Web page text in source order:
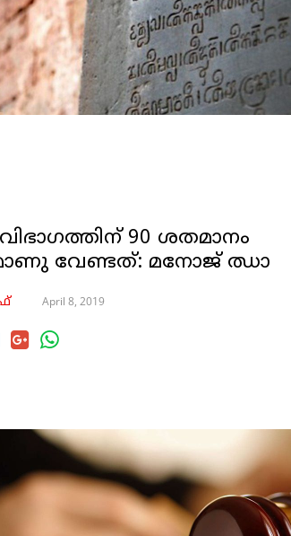
90 ശതമാനം
വേണ്ടത്: മനോജ് ഝാ
April 8, 2019